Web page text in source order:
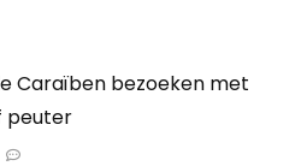
Caraïben bezoeken met
peuter